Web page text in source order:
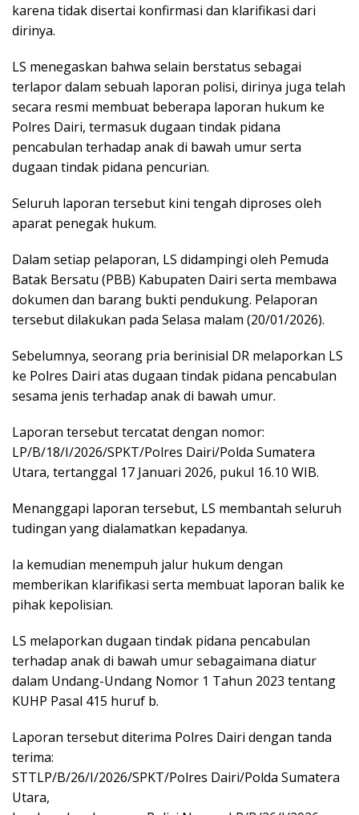
karena tidak disertai konfirmasi dan klarifikasi dari
dirinya.
LS menegaskan bahwa selain berstatus sebagai
terlapor dalam sebuah laporan polisi, dirinya juga telah
secara resmi membuat beberapa laporan hukum ke
Polres Dairi, termasuk dugaan tindak pidana
pencabulan terhadap anak di bawah umur serta
dugaan tindak pidana pencurian.
Seluruh laporan tersebut kini tengah diproses oleh
aparat penegak hukum.
Dalam setiap pelaporan, LS didampingi oleh Pemuda
Batak Bersatu (PBB) Kabupaten Dairi serta membawa
dokumen dan barang bukti pendukung. Pelaporan
tersebut dilakukan pada Selasa malam (20/01/2026).
Sebelumnya, seorang pria berinisial DR melaporkan LS
ke Polres Dairi atas dugaan tindak pidana pencabulan
sesama jenis terhadap anak di bawah umur.
Laporan tersebut tercatat dengan nomor:
LP/B/18/I/2026/SPKT/Polres Dairi/Polda Sumatera
Utara, tertanggal 17 Januari 2026, pukul 16.10 WIB.
Menanggapi laporan tersebut, LS membantah seluruh
tudingan yang dialamatkan kepadanya.
Ia kemudian menempuh jalur hukum dengan
memberikan klarifikasi serta membuat laporan balik ke
pihak kepolisian.
LS melaporkan dugaan tindak pidana pencabulan
terhadap anak di bawah umur sebagaimana diatur
dalam Undang-Undang Nomor 1 Tahun 2023 tentang
KUHP Pasal 415 huruf b.
Laporan tersebut diterima Polres Dairi dengan tanda
terima:
STTLP/B/26/I/2026/SPKT/Polres Dairi/Polda Sumatera
Utara,